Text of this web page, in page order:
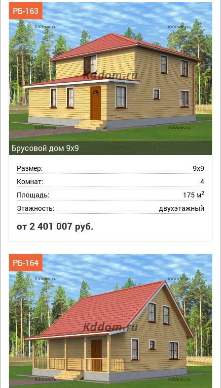
Брусовой дом 9х9
РБ-163
Размер:
9х9
Комнат:
4
Площадь:
175 м2
Этажность: двухэтажный
от 2 401 007 руб.
РБ-164